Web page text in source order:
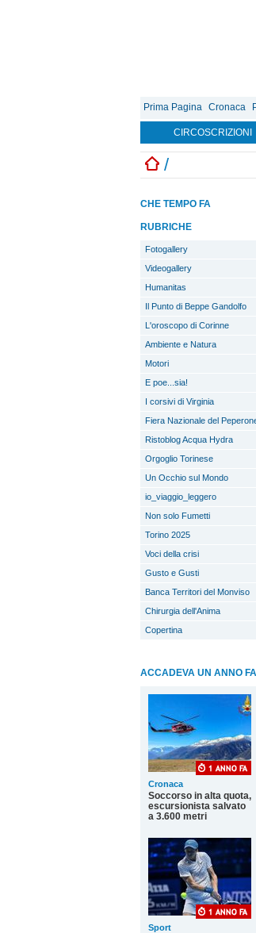
Prima Pagina Cronaca
CIRCOSCRIZIONI
/
CHE TEMPO FA
RUBRICHE
Fotogallery
Videogallery
Humanitas
Il Punto di Beppe Gandolfo
L'oroscopo di Corinne
Ambiente e Natura
Motori
E poe...sia!
I corsivi di Virginia
Fiera Nazionale del
Ristoblog Acqua Hydra
Orgoglio Torinese
Un Occhio sul Mondo
io_viaggio_leggero
Non solo Fumetti
Torino 2025
Voci della crisi
Gusto e Gusti
Banca Territori del Monviso
Chirurgia dell'Anima
Copertina
ACCADEVA UN ANNO FA
Cronaca
Soccorso in alta quota,
escursionista salvato
a 3.600 metri
Sport